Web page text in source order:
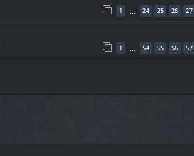
1 24 25 26 27
1 54 55 56 57